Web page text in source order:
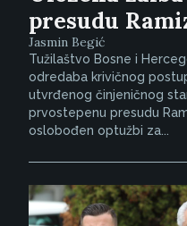
presudu
Jasmin Begić
Tužilaštvo Bosne i
odredaba krivičnog
utvrđenog činjeničnog
prvostepenu presudu
oslobođen optužbi za...